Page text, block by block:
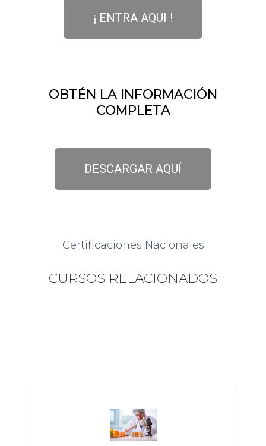
¡ ENTRA AQUI !
OBTÉN LA INFORMACIÓN
COMPLETA
DESCARGAR AQUÍ
Certificaciones Nacionales
CURSOS RELACIONADOS